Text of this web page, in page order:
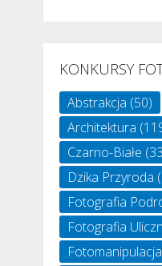
KONKURSY
Abstrakcja (50)
Architektura
Czarno-Białe
Dzika Przyroda
Fotografia
Fotografia
Fotomanipulacja